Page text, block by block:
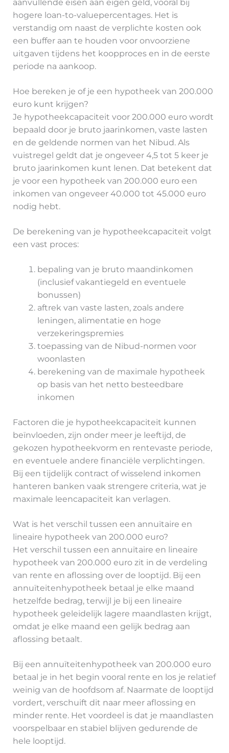
aanvullende eisen aan eigen geld, vooral bij
hogere loan-to-valuepercentages. Het is
verstandig om naast de verplichte kosten ook
een buffer aan te houden voor onvoorziene
uitgaven tijdens het koopproces en in de eerste
periode na aankoop.
Hoe bereken je of je een hypotheek van 200.000
euro kunt krijgen?
Je hypotheekcapaciteit voor 200.000 euro wordt
bepaald door je bruto jaarinkomen, vaste lasten
en de geldende normen van het Nibud. Als
vuistregel geldt dat je ongeveer 4,5 tot 5 keer je
bruto jaarinkomen kunt lenen. Dat betekent dat
je voor een hypotheek van 200.000 euro een
inkomen van ongeveer 40.000 tot 45.000 euro
nodig hebt.
De berekening van je hypotheekcapaciteit volgt
een vast proces:
bepaling van je bruto maandinkomen
(inclusief vakantiegeld en eventuele
bonussen)
aftrek van vaste lasten, zoals andere
leningen, alimentatie en hoge
verzekeringspremies
toepassing van de Nibud-normen voor
woonlasten
berekening van de maximale hypotheek
op basis van het netto besteedbare
inkomen
Factoren die je hypotheekcapaciteit kunnen
beïnvloeden, zijn onder meer je leeftijd, de
gekozen hypotheekvorm en rentevaste periode,
en eventuele andere financiële verplichtingen.
Bij een tijdelijk contract of wisselend inkomen
hanteren banken vaak strengere criteria, wat je
maximale leencapaciteit kan verlagen.
Wat is het verschil tussen een annuïtaire en
lineaire hypotheek van 200.000 euro?
Het verschil tussen een annuïtaire en lineaire
hypotheek van 200.000 euro zit in de verdeling
van rente en aflossing over de looptijd. Bij een
annuïteitenhypotheek betaal je elke maand
hetzelfde bedrag, terwijl je bij een lineaire
hypotheek geleidelijk lagere maandlasten krijgt,
omdat je elke maand een gelijk bedrag aan
aflossing betaalt.
Bij een annuïteitenhypotheek van 200.000 euro
betaal je in het begin vooral rente en los je relatief
weinig van de hoofdsom af. Naarmate de looptijd
vordert, verschuift dit naar meer aflossing en
minder rente. Het voordeel is dat je maandlasten
voorspelbaar en stabiel blijven gedurende de
hele looptijd.